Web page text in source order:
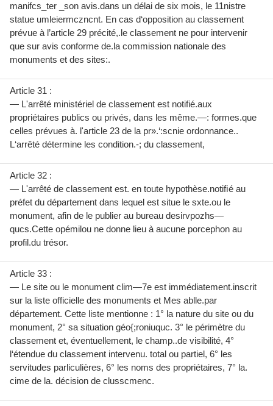
manifcs_ter _son avis.dans un délai de six mois, le 11nistre
statue umleiermczncnt. En cas d‘opposition au classement
prévue à l’article 29 précité,.le classement ne pour intervenir
que sur avis conforme de.la commission nationale des
monuments et des sites:.
Article 31 :
— L'arrêté ministériel de classement est notifié.aux
propriétaires publics ou privés, dans les même.—: formes.que
celles prévues à. l'article 23 de la pr».‘:scnie ordonnance..
L‘arrêté détermine les condition.-; du classement,
Article 32 :
— L'arrêté de classement est. en toute hypothèse.notiﬁé au
préfet du département dans lequel est situe le sxte.ou le
monument, afin de le publier au bureau desirvpozhs—
qucs.Cette opémilou ne donne lieu à aucune porcephon au
profil.du trésor.
Article 33 :
— Le site ou le monument clim—7e est immédiatement.inscrit
sur la liste officielle des monuments et Mes ablle.par
département. Cette liste mentionne : 1° la nature du site ou du
monument, 2° sa situation géo{;roniuquc. 3° le périmètre du
classement et, éventuellement, le champ..de visibilité, 4°
l‘étendue du classement intervenu. total ou partiel, 6° les
servitudes parliculières, 6° les noms des propriétaires, 7° la.
cime de la. décision de clusscmenc.